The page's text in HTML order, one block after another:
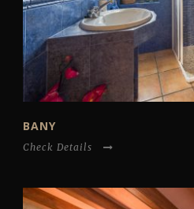
BANY
Check Details